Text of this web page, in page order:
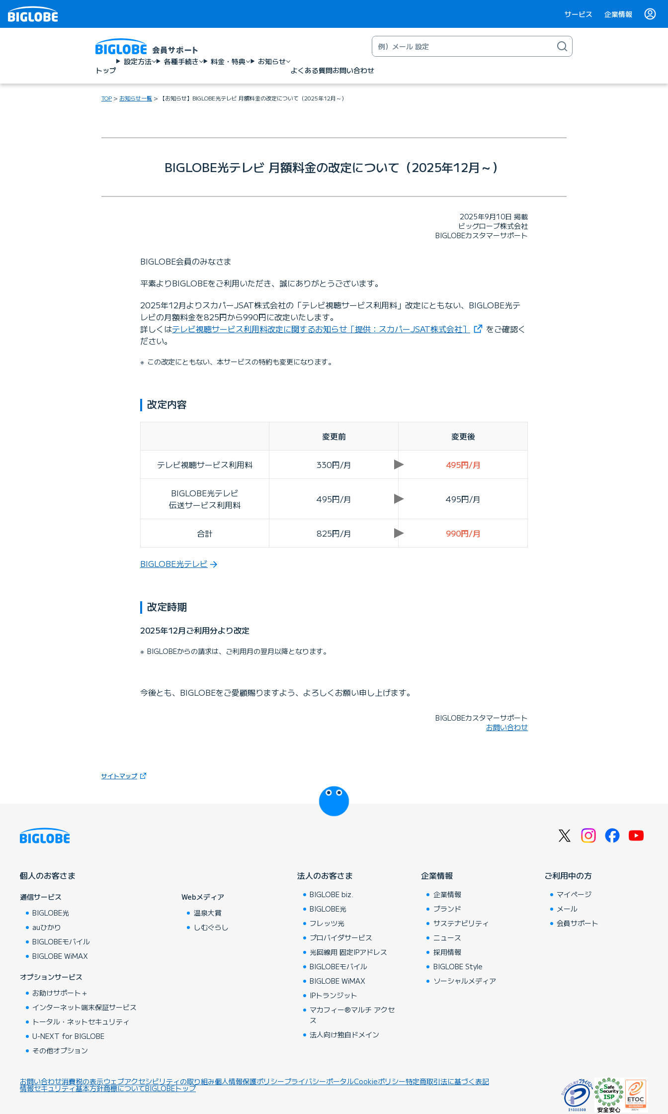
サービス 企業情報
トップ
設定方法 各種手続き 料金・特典
お知らせ
よくある質問お問い合わせ
TOP お知らせ一覧 【お知らせ】BIGLOBE光テレビ 月額料金の改定について（2025年12月～）
BIGLOBE光テレビ 月額料金の改定について（2025年12月～）
2025年9月10日 掲載
ビッグローブ株式会社
BIGLOBEカスタマーサポート
BIGLOBE会員のみなさま
平素よりBIGLOBEをご利用いただき、誠にありがとうございます。
2025年12月よりスカパーJSAT株式会社の「テレビ視聴サービス利用料」改定にともない、BIGLOBE光テ
レビの月額料金を825円から990円に改定いたします。
詳しくはテレビ視聴サービス利用料改定に関するお知らせ［提供：スカパーJSAT株式会社］ （新しいタブで開きます）
をご確認く
ださい。
この改定にともない、本サービスの特約も変更になります。
改定内容
変更前 変更後
テレビ視聴サービス利用料 330円/月 495円/月
BIGLOBE光テレビ
伝送サービス利用料
495円/月 495円/月
合計 825円/月 990円/月
BIGLOBE光テレビ
改定時期
2025年12月ご利用分より改定
BIGLOBEからの請求は、ご利用月の翌月以降となります。
今後とも、BIGLOBEをご愛顧賜りますよう、よろしくお願い申し上げます。
BIGLOBEカスタマーサポート
お問い合わせ
サイトマップ（新しいタブで開きます）
びっぷるのページ
個人のお客さま
通信サービス
BIGLOBE光
auひかり
BIGLOBEモバイル
BIGLOBE WiMAX
オプションサービス
お助けサポート＋
インターネット端末保証サービス
トータル・ネットセキュリティ
U-NEXT for BIGLOBE
その他オプション
Webメディア
温泉大賞
しむぐらし
法人のお客さま
BIGLOBE biz.
BIGLOBE光
フレッツ光
プロバイダサービス
光回線用 固定IPアドレス
BIGLOBEモバイル
BIGLOBE WiMAX
IPトランジット
マカフィー®マルチ アクセ
ス
法人向け独自ドメイン
企業情報
企業情報
ブランド
サステナビリティ
ニュース
採用情報
BIGLOBE Style
ソーシャルメディア
ご利用中の方
マイページ
メール
会員サポート
お問い合わせ消費税の表示ウェブアクセシビリティの取り組み個人情報保護ポリシープライバシーポータルCookieポリシー特定商取引法に基づく表記
情報セキュリティ基本方針商標についてBIGLOBEトップ